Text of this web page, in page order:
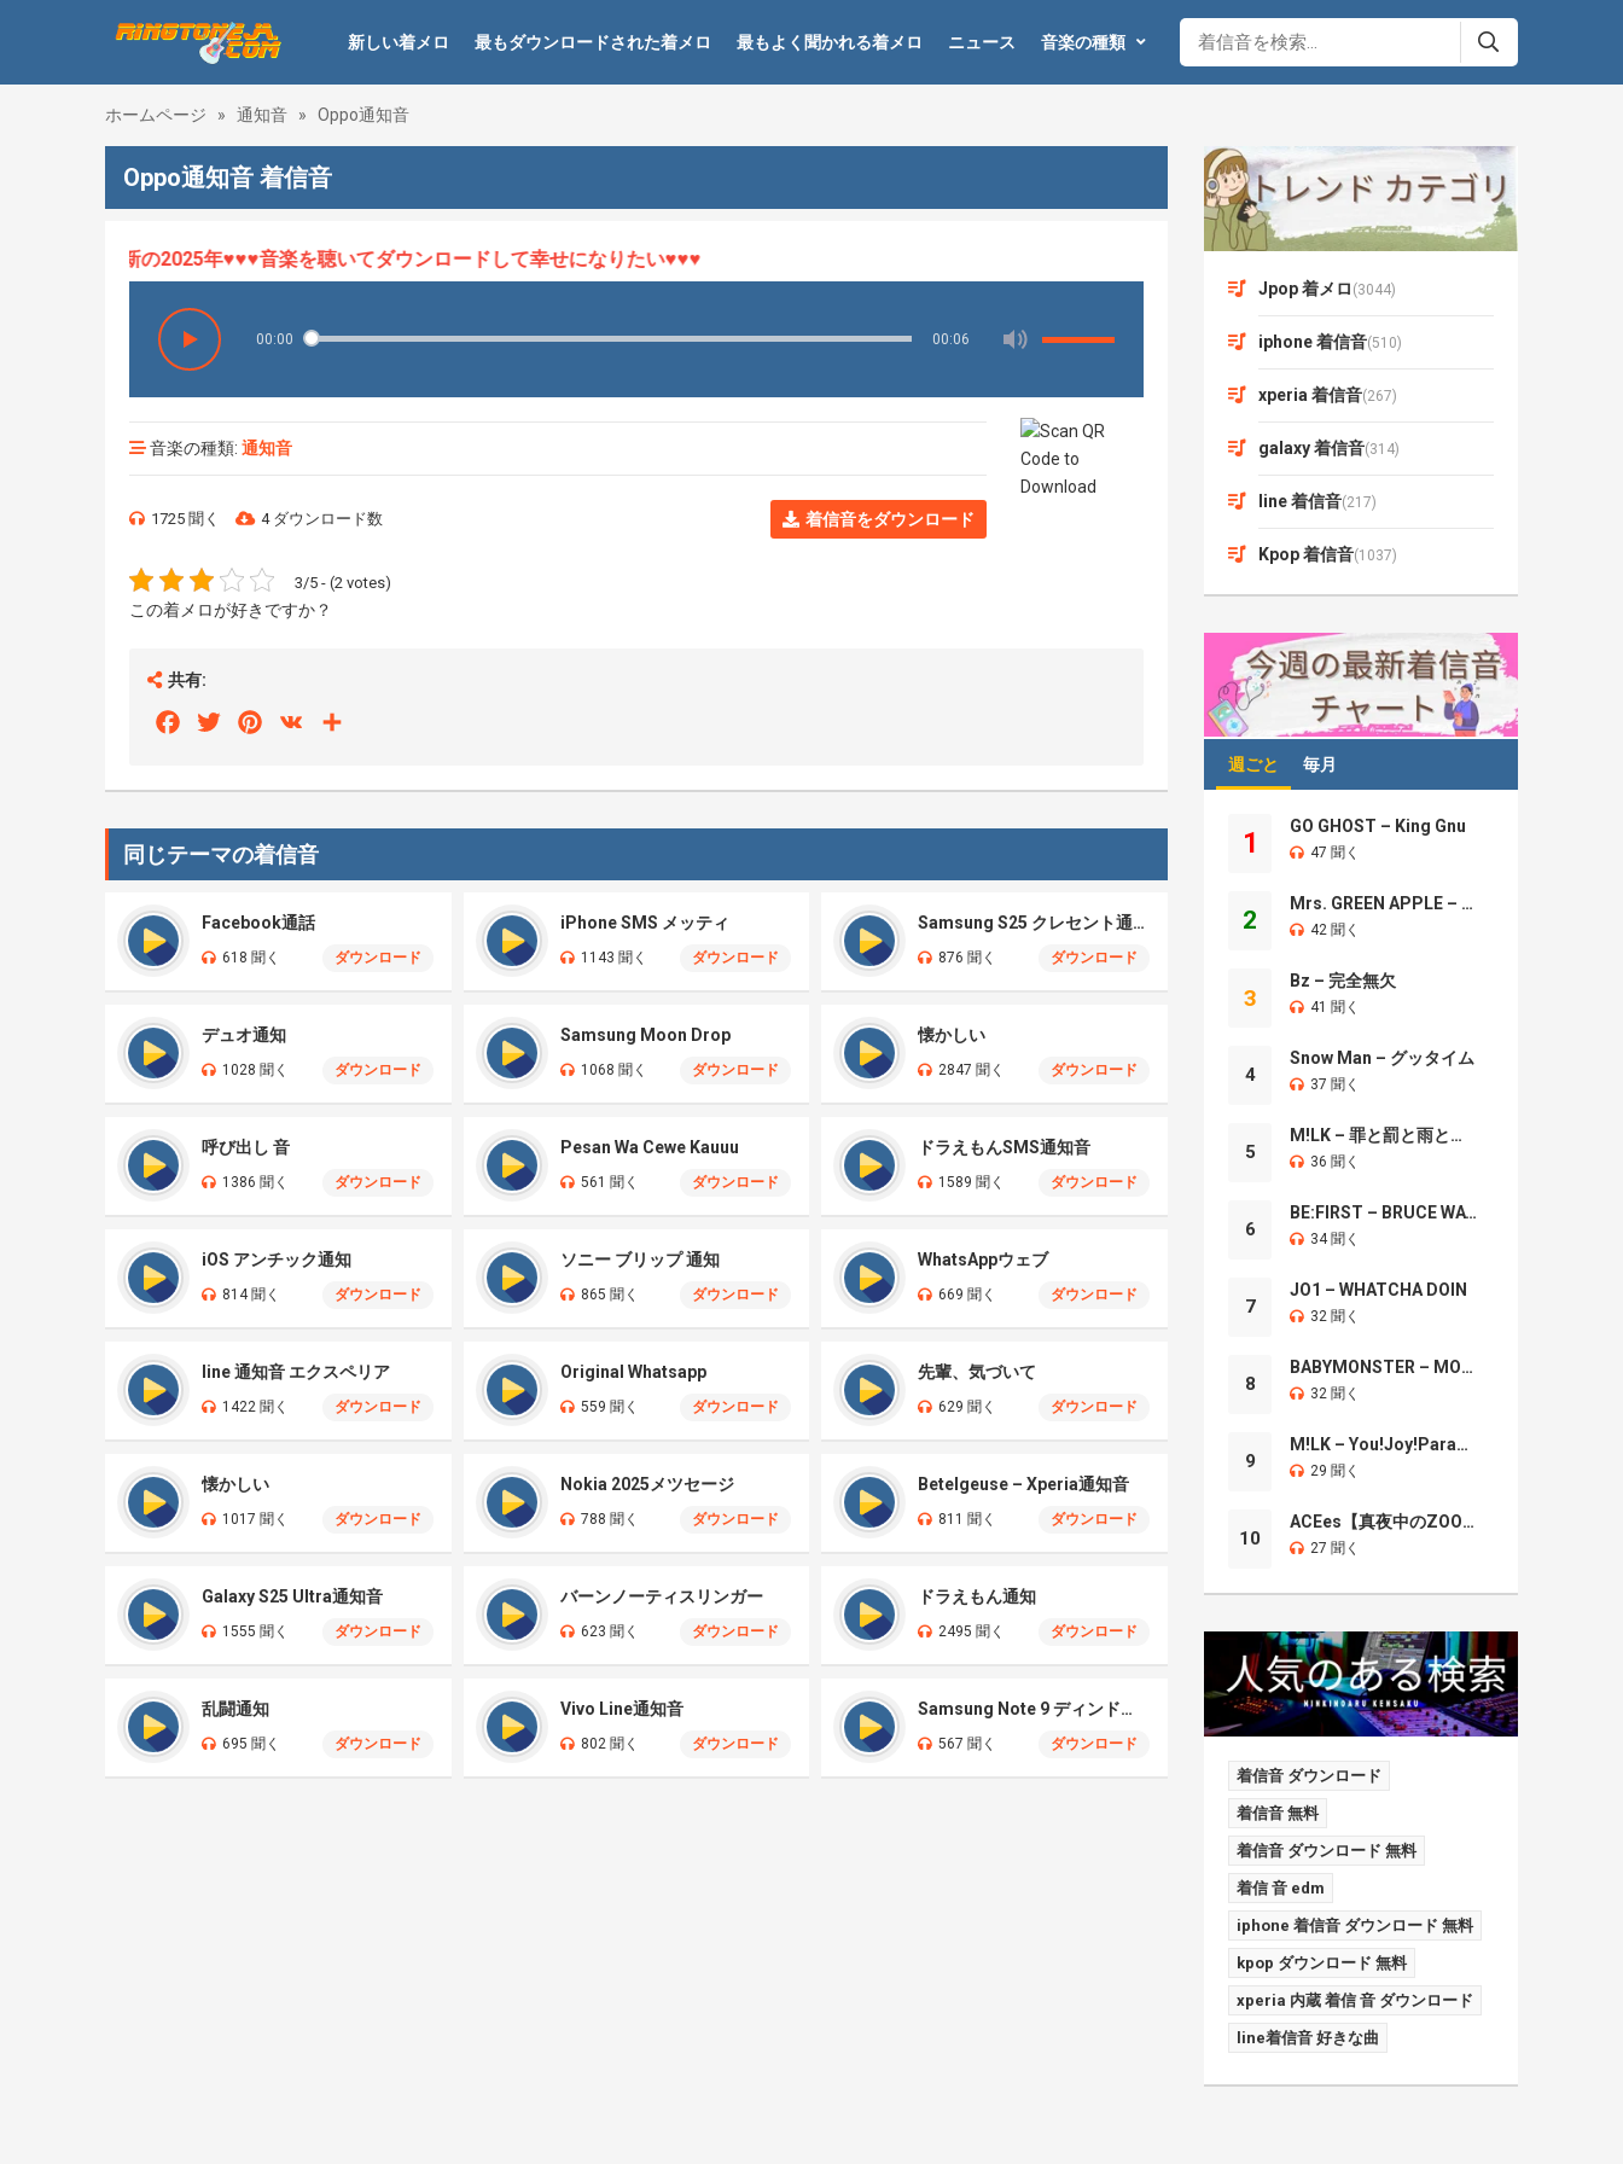
新しい着メロ 最もダウンロードされた着メロ 最もよく聞かれる着メロ ニュース 音楽の種類
ホームページ » 通知音 » Oppo通知音
Oppo通知音 着信音
、最新の2025年♥♥♥音楽を聴いてダウンロードして幸せになりたい♥♥♥
00:00 00:06
音楽の種類: 通知音
1725 聞く 4 ダウンロード数 着信音をダウンロード
3/5 - (2 votes)
この着メロが好きですか？
共有:
FacebookTwitterPinterest
VK
同じテーマの着信音
Facebook通話
618 聞く ダウンロード
iPhone SMS メッティ
1143 聞く ダウンロード
Samsung S25 クレセント通知
876 聞く ダウンロード
デュオ通知
1028 聞く ダウンロード
Samsung Moon Drop
1068 聞く ダウンロード
懐かしい
2847 聞く ダウンロード
呼び出し 音
1386 聞く ダウンロード
Pesan Wa Cewe Kauuu
561 聞く ダウンロード
ドラえもんSMS通知音
1589 聞く ダウンロード
iOS アンチック通知
814 聞く ダウンロード
ソニー ブリップ 通知
865 聞く ダウンロード
WhatsAppウェブ
669 聞く ダウンロード
line 通知音 エクスペリア
1422 聞く ダウンロード
Original Whatsapp
559 聞く ダウンロード
先輩、気づいて
629 聞く ダウンロード
懐かしい
1017 聞く ダウンロード
Nokia 2025メツセージ
788 聞く ダウンロード
Betelgeuse – Xperia通知音
811 聞く ダウンロード
Galaxy S25 Ultra通知音
1555 聞く ダウンロード
バーンノーティスリンガー
623 聞く ダウンロード
ドラえもん通知
2495 聞く ダウンロード
乱闘通知
695 聞く ダウンロード
Vivo Line通知音
802 聞く ダウンロード
Samsung Note 9 ディンドン通知
567 聞く ダウンロード
Jpop 着メロ (3044)
iphone 着信音(510)
xperia 着信音(267)
galaxy 着信音(314)
line 着信音(217)
Kpop 着信音(1037)
週ごと 毎月
1
GO GHOST – King Gnu
47 聞く
2
Mrs. GREEN APPLE – Brand New
42 聞く
3
Bz – 完全無欠
41 聞く
4
Snow Man – グッタイム
37 聞く
5
M!LK – 罪と罰と雨とキス
36 聞く
6
BE:FIRST – BRUCE WAYNE
34 聞く
7
JO1 – WHATCHA DOIN
32 聞く
8
BABYMONSTER – MOON
32 聞く
9
M!LK – You!Joy!Parade!
29 聞く
10
ACEes【真夜中のZOO】
27 聞く
着信音 ダウンロード
着信音 無料
着信音 ダウンロード 無料
着信 音 edm
iphone 着信音 ダウンロード 無料
kpop ダウンロード 無料
xperia 内蔵 着信 音 ダウンロード
line着信音 好きな曲